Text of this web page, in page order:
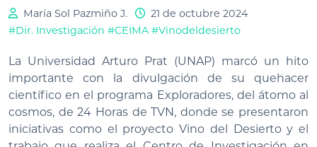
María Sol Pazmiño J.
21 de octubre 2024
#Dir. Investigación #CEIMA #Vinodeldesierto
La Universidad Arturo Prat (UNAP) marcó un hito
importante con la divulgación de su quehacer
científico en el programa Exploradores, del átomo al
cosmos, de 24 Horas de TVN, donde se presentaron
iniciativas como el proyecto Vino del Desierto y el